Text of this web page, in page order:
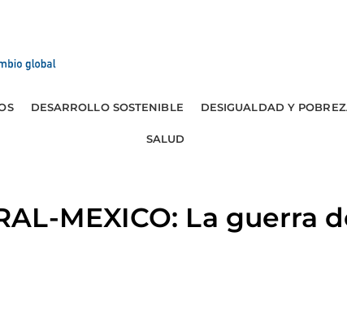
DESARROLLO SOSTENIBLE DESIGUALDAD Y
SALUD
MEXICO: La guerra